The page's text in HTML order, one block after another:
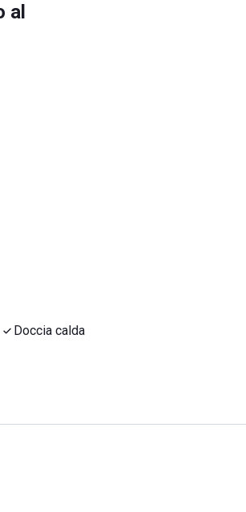
al
Doccia calda